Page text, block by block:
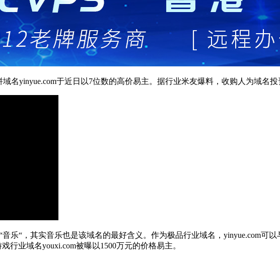
yinyue.com于近日以7位数的高价易主。据行业米友爆料，收购人为域名投
“，其实音乐也是该域名的最好含义。作为极品行业域名，yinyue.com可以
行业域名youxi.com被曝以1500万元的价格易主。